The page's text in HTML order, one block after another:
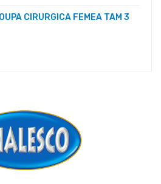
CIRURGICA FEMEA TAM 3